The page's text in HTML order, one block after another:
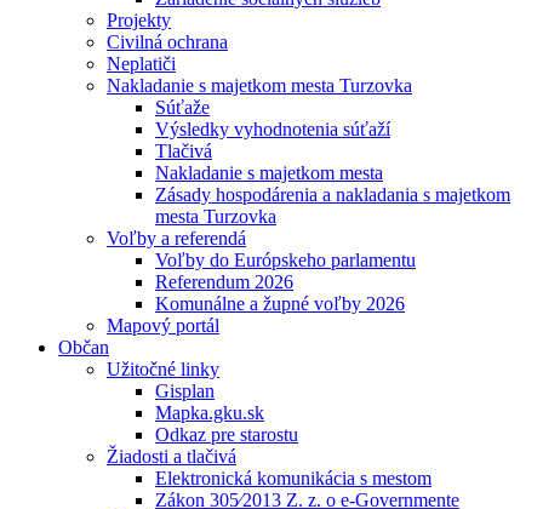
Projekty
Civilná ochrana
Neplatiči
Nakladanie s majetkom mesta Turzovka
Súťaže
Výsledky vyhodnotenia súťaží
Tlačivá
Nakladanie s majetkom mesta
Zásady hospodárenia a nakladania s majetkom
mesta Turzovka
Voľby a referendá
Voľby do Európskeho parlamentu
Referendum 2026
Komunálne a župné voľby 2026
Mapový portál
Občan
Užitočné linky
Gisplan
Mapka.gku.sk
Odkaz pre starostu
Žiadosti a tlačivá
Elektronická komunikácia s mestom
Zákon 305⁄2013 Z. z. o e-Governmente